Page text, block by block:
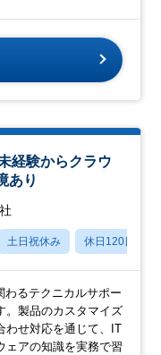
経験からクラウ
あり
土日祝休み 休日120日以上
わるテクニカルサポー
。製品のカスタマイズ
わせ対応を通じて、IT
ェアの知識を実務で習